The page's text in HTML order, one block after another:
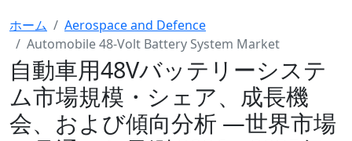
ホーム
Aerospace and Defence
Automobile 48-Volt Battery System Market
自動車用48Vバッテリーシステ
ム市場規模・シェア、成長機
会、および傾向分析 ―世界市場